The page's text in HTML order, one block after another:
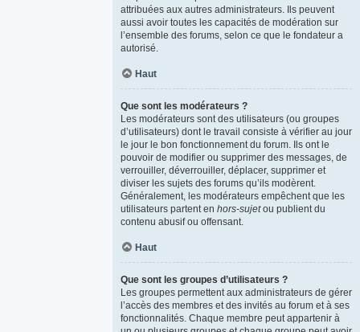
attribuées aux autres administrateurs. Ils peuvent
aussi avoir toutes les capacités de modération sur
l’ensemble des forums, selon ce que le fondateur a
autorisé.
Haut
Que sont les modérateurs ?
Les modérateurs sont des utilisateurs (ou groupes
d’utilisateurs) dont le travail consiste à vérifier au jour
le jour le bon fonctionnement du forum. Ils ont le
pouvoir de modifier ou supprimer des messages, de
verrouiller, déverrouiller, déplacer, supprimer et
diviser les sujets des forums qu’ils modèrent.
Généralement, les modérateurs empêchent que les
utilisateurs partent en hors-sujetou publient du
contenu abusif ou offensant.
Haut
Que sont les groupes d’utilisateurs ?
Les groupes permettent aux administrateurs de gérer
l’accès des membres et des invités au forum et à ses
fonctionnalités. Chaque membre peut appartenir à